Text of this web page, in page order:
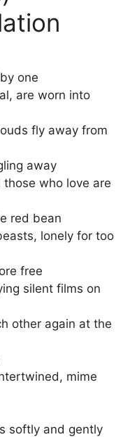
one
are worn into
fly away from
away
who love are
red bean
lonely for too
free
silent films on
other again at the
mime
softly and gently